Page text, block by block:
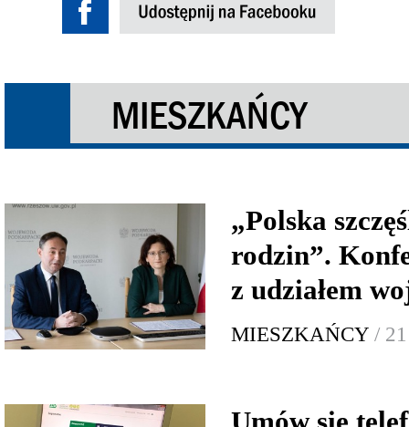
MIESZKAŃCY
„Polska
rodzin”.
z udziałem
MIESZKAŃCY /